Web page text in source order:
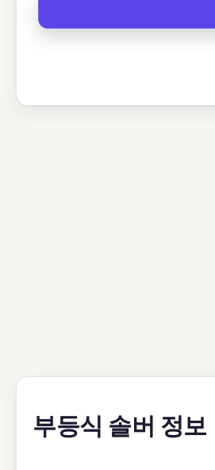
부등식 솔버 정보